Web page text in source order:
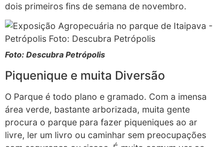
dois primeiros fins de semana de novembro.
Foto: Descubra Petrópolis
Piquenique e muita Diversão
O Parque é todo plano e gramado. Com a imensa
área verde, bastante arborizada, muita gente
procura o parque para fazer piqueniques ao ar
livre, ler um livro ou caminhar sem preocupações